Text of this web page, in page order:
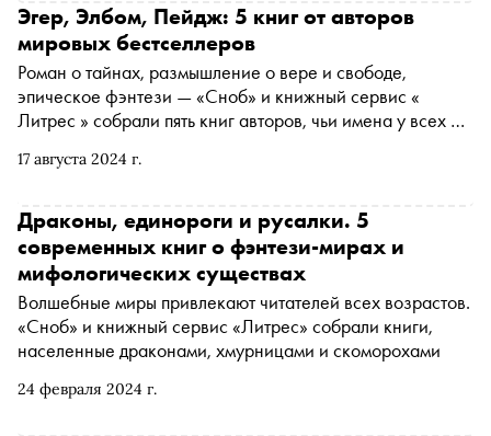
17 августа 2024 г.
Эгер, Элбом, Пейдж: 5 книг от авторов
мировых бестселлеров
Роман о тайнах, размышление о вере и свободе,
эпическое фэнтези — «Сноб» и книжный сервис «
Литрес » собрали пять книг авторов, чьи имена у всех на
24 февраля 2024 г.
Драконы, единороги и русалки. 5
современных книг о фэнтези-мирах и
мифологических существах
Волшебные миры привлекают читателей всех возрастов.
«Сноб» и книжный сервис «Литрес» собрали книги,
населенные драконами, хмурницами и скоморохами